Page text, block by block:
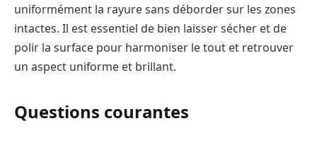
uniformément la rayure sans déborder sur les zones
intactes. Il est essentiel de bien laisser sécher et de
polir la surface pour harmoniser le tout et retrouver
un aspect uniforme et brillant.
Questions courantes